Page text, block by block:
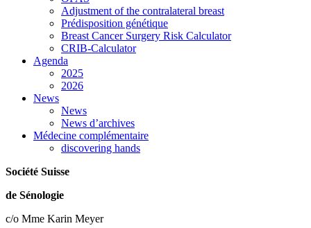
Adjustment of the contralateral breast
Prédisposition génétique
Breast Cancer Surgery Risk Calculator
CRIB-Calculator
Agenda
2025
2026
News
News
News d’archives
Médecine complémentaire
discovering hands
Société Suisse
de Sénologie
c/o Mme Karin Meyer